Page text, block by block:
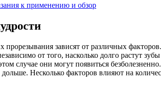
к применению и обзор
прорезывания зависят от различных
от того, насколько долго растут
случае они могут появиться
дольше. Несколько факторов влияют на